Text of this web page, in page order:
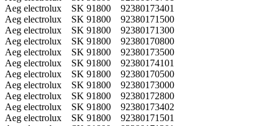
Aeg electrolux SK 91800 92380173401
Aeg electrolux SK 91800 92380171500
Aeg electrolux SK 91800 92380171300
Aeg electrolux SK 91800 92380170800
Aeg electrolux SK 91800 92380173500
Aeg electrolux SK 91800 92380174101
Aeg electrolux SK 91800 92380170500
Aeg electrolux SK 91800 92380173000
Aeg electrolux SK 91800 92380172800
Aeg electrolux SK 91800 92380173402
Aeg electrolux SK 91800 92380171501